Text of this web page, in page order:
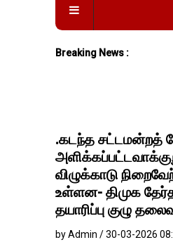
Breaking News :
.கடந்த சட்டமன்றத்
விழுக்காடு
உள்ளன- திமுக
தயாரிப்பு குழு
by Admin / 30-03-2026